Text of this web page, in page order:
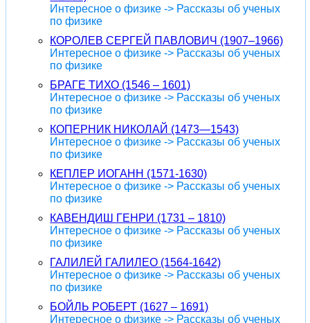
Интересное о физике -> Рассказы об ученых
по физике
КОРОЛЕВ СЕРГЕЙ ПАВЛОВИЧ (1907–1966)
Интересное о физике -> Рассказы об ученых
по физике
БРАГЕ ТИХО (1546 – 1601)
Интересное о физике -> Рассказы об ученых
по физике
КОПЕРНИК НИКОЛАЙ (1473—1543)
Интересное о физике -> Рассказы об ученых
по физике
КЕПЛЕР ИОГАНН (1571-1630)
Интересное о физике -> Рассказы об ученых
по физике
КАВЕНДИШ ГЕНРИ (1731 – 1810)
Интересное о физике -> Рассказы об ученых
по физике
ГАЛИЛЕЙ ГАЛИЛЕО (1564-1642)
Интересное о физике -> Рассказы об ученых
по физике
БОЙЛЬ РОБЕРТ (1627 – 1691)
Интересное о физике -> Рассказы об ученых